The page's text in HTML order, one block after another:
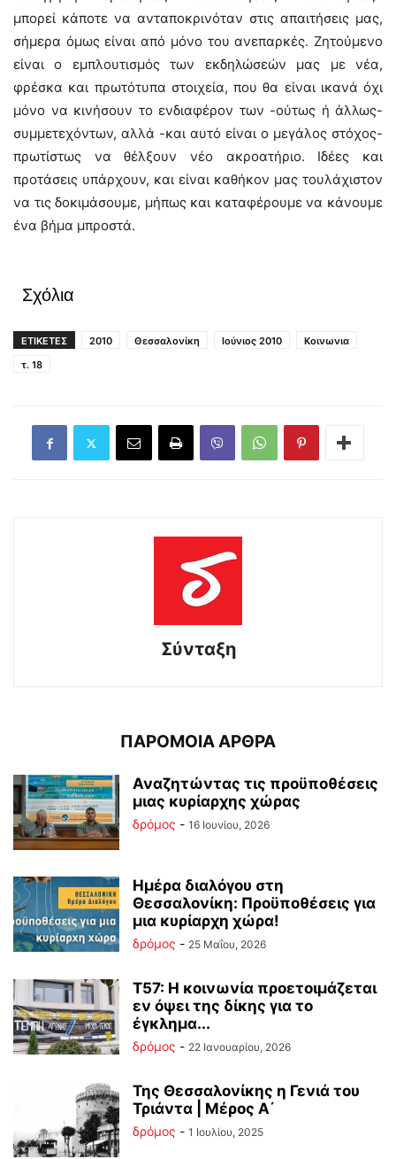
μπορεί κάποτε να ανταποκρινόταν στις απαιτήσεις μας,
σήμερα όμως είναι από μόνο του ανεπαρκές. Ζητούμενο
είναι ο εμπλουτισμός των εκδηλώσεών μας με νέα,
φρέσκα και πρωτότυπα στοιχεία, που θα είναι ικανά όχι
μόνο να κινήσουν το ενδιαφέρον των -ούτως ή άλλως-
συμμετεχόντων, αλλά -και αυτό είναι ο μεγάλος στόχος-
πρωτίστως να θέλξουν νέο ακροατήριο. Ιδέες και
προτάσεις υπάρχουν, και είναι καθήκον μας τουλάχιστον
να τις δοκιμάσουμε, μήπως και καταφέρουμε να κάνουμε
ένα βήμα μπροστά.
Σχόλια
ΕΤΙΚΕΤΕΣ 2010 Θεσσαλονίκη Ιούνιος 2010
Κοινωνια
τ. 18
Σύνταξη
ΠΑΡΟΜΟΙΑ ΑΡΘΡΑ
Αναζητώντας τις προϋποθέσεις
μιας κυρίαρχης χώρας
δρόμος - 16 Ιουνίου, 2026
Ημέρα διαλόγου στη
Θεσσαλονίκη: Προϋποθέσεις για
μια κυρίαρχη χώρα!
δρόμος - 25 Μαΐου, 2026
Τ57: Η κοινωνία προετοιμάζεται
εν όψει της δίκης για το
έγκλημα...
δρόμος - 22 Ιανουαρίου, 2026
Της Θεσσαλονίκης η Γενιά του
Τριάντα | Μέρος Α΄
δρόμος - 1 Ιουλίου, 2025